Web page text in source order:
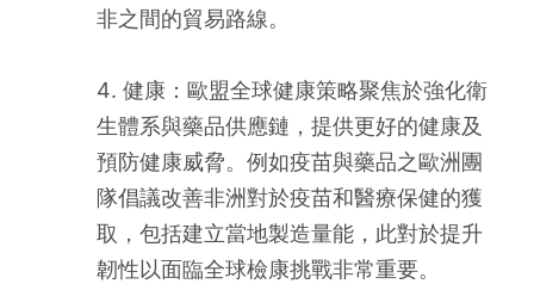
非之間的貿易路線。
4. 健康：歐盟全球健康策略聚焦於強化衛
生體系與藥品供應鏈，提供更好的健康及
預防健康威脅。例如疫苗與藥品之歐洲團
隊倡議改善非洲對於疫苗和醫療保健的獲
取，包括建立當地製造量能，此對於提升
韌性以面臨全球檢康挑戰非常重要。